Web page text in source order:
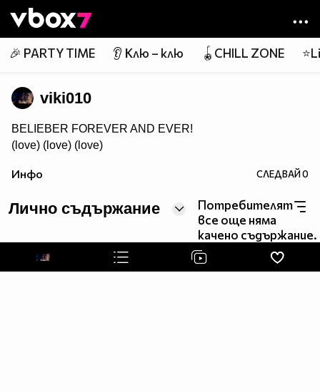
👾
🎉 PARTY TIME 👂 Клю – клю 🪀CHILL ZONE
viki010
BELIEBER FOREVER AND EVER!
(love) (love) (love)
Инфо СЛЕДВАЙ0
Лично съдържание
Потребителят
все още няма
качено съдържание.